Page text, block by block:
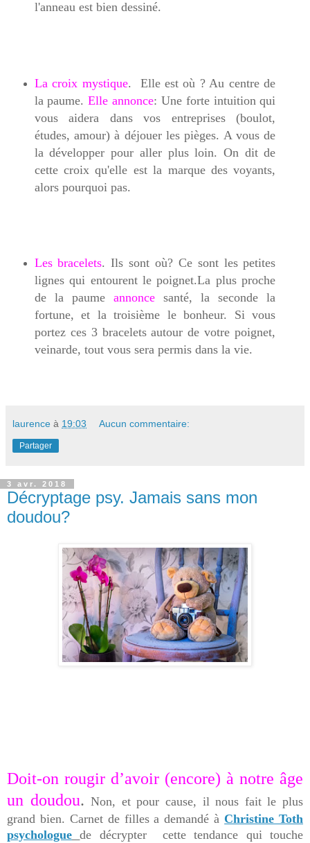
l'anneau est bien dessiné.
La croix mystique. Elle est où ? Au centre de
la paume.Elle annonce: Une forte intuition qui
vous aidera dans vos entreprises (boulot,
études, amour) à déjouer les pièges. A vous de
la développer pour aller plus loin. On dit de
cette croix qu'elle est la marque des voyants,
alors pourquoi pas.
Les bracelets. Ils sont où? Ce sont les petites
lignes qui entourent le poignet.La plus proche
de la paume annoncesanté, la seconde la
fortune, et la troisième le bonheur. Si vous
portez ces 3 bracelets autour de votre poignet,
veinarde, tout vous sera permis dans la vie.
laurence à 19:03 Aucun commentaire:
Partager
3 avr. 2018
Décryptage psy. Jamais sans mon
doudou?
Doit-on rougir d’avoir (encore) à notre âge
un doudou.Non, et pour cause, il nous fait le plus
grand bien. Carnet de filles a demandé à Christine Toth
psychologue de décrypter cette tendance qui touche